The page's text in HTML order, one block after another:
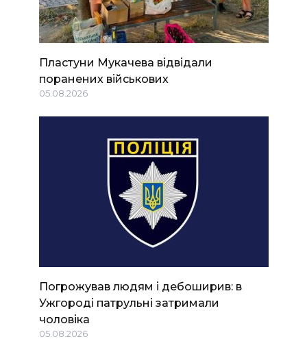
Пластуни Мукачева відвідали
поранених військових
05.08.2026
Погрожував людям і дебоширив: в
Ужгороді патрульні затримали
чоловіка
05.08.2026